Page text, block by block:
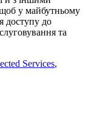
у майбутньому
доступу до
та
Services,